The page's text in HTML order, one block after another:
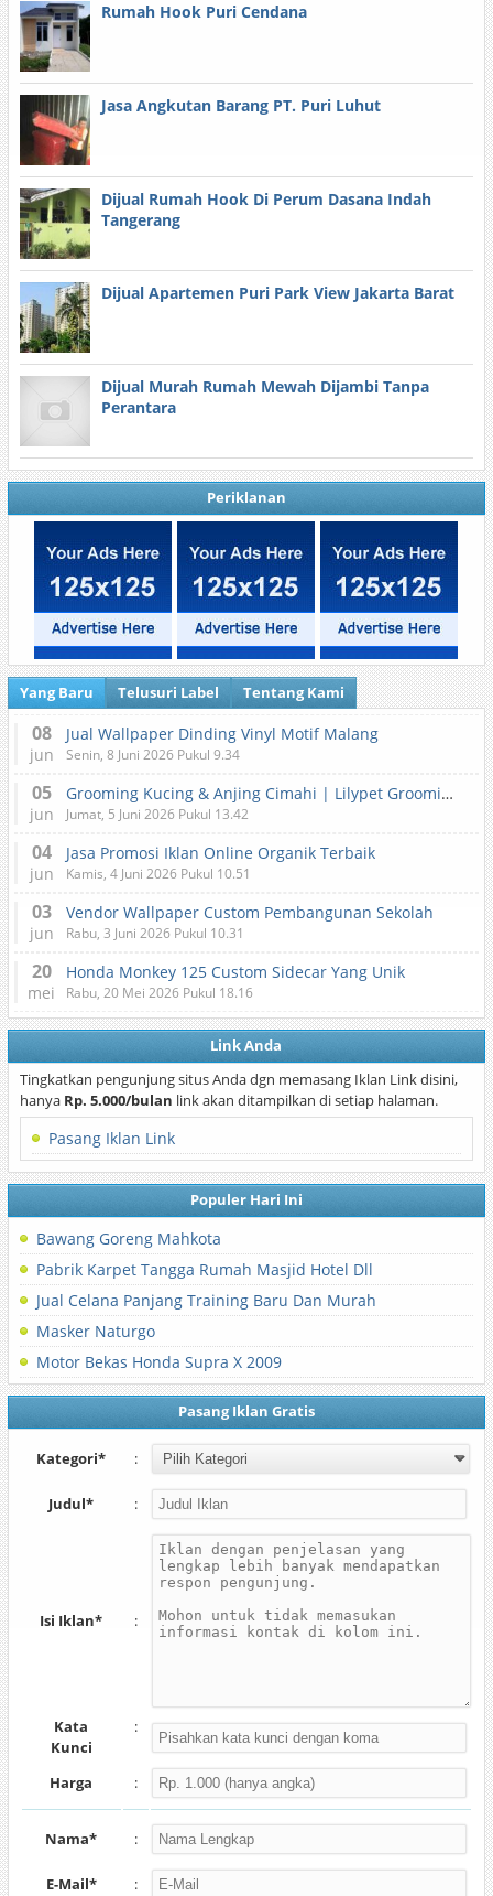
Rumah Hook Puri Cendana
Jasa Angkutan Barang PT. Puri Luhut
Dijual Rumah Hook Di Perum Dasana Indah
Tangerang
Dijual Apartemen Puri Park View Jakarta Barat
Dijual Murah Rumah Mewah Dijambi Tanpa
Perantara
Periklanan
Yang Baru Telusuri Label Tentang Kami
08
jun
Jual Wallpaper Dinding Vinyl Motif Malang
Senin, 8 Juni 2026 Pukul 9.34
05
jun
Grooming Kucing & Anjing Cimahi | Lilypet Grooming & Pet Hotel
Jumat, 5 Juni 2026 Pukul 13.42
04
jun
Jasa Promosi Iklan Online Organik Terbaik
Kamis, 4 Juni 2026 Pukul 10.51
03
jun
Vendor Wallpaper Custom Pembangunan Sekolah
Rabu, 3 Juni 2026 Pukul 10.31
20
mei
Honda Monkey 125 Custom Sidecar Yang Unik
Rabu, 20 Mei 2026 Pukul 18.16
Link Anda
Tingkatkan pengunjung situs Anda dgn memasang Iklan Link disini,
hanya Rp. 5.000/bulan link akan ditampilkan di setiap halaman.
Pasang Iklan Link
Populer Hari Ini
Bawang Goreng Mahkota
Pabrik Karpet Tangga Rumah Masjid Hotel Dll
Jual Celana Panjang Training Baru Dan Murah
Masker Naturgo
Motor Bekas Honda Supra X 2009
Pasang Iklan Gratis
Kategori* :
Judul* :
Isi Iklan* :
Kata
Kunci
:
Harga :
Nama* :
E-Mail* :